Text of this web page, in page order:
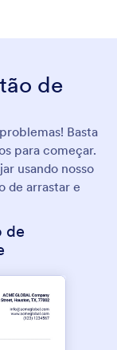
de
Basta
para começar.
usando nosso
de arrastar e
de